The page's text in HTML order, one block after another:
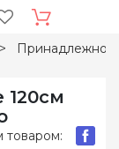
120см
товаром: